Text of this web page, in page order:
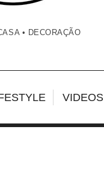
• DECORAÇÃO
VIDEOS